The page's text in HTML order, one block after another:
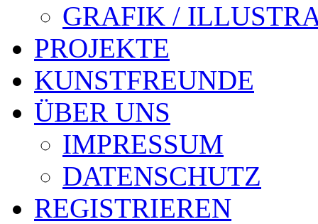
GRAFIK /
PROJEKTE
KUNSTFREUNDE
ÜBER UNS
IMPRESSUM
DATENSCHUTZ
REGISTRIEREN